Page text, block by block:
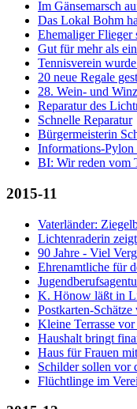
Im Gänsemarsch
Das Lokal Bohm
Ehemaliger Flieger
Gut für mehr als
Tennisverein
20 neue Regale
28. Wein- und
Reparatur des
Schnelle Reparatur
Bürgermeisterin
Informations-
BI: Wir reden vom
2015-11
Vaterländer:
Lichtenraderin
90 Jahre - Viel
Ehrenamtliche für
K. Hönow läßt in
Postkarten-
Kleine Terrasse
Haushalt bringt
Haus für Frauen
Schilder sollen vor
Flüchtlinge im